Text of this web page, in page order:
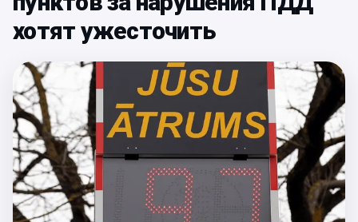
хотят ужесточить